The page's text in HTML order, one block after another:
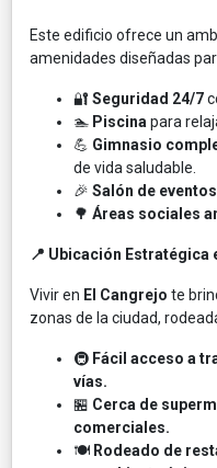
Este edificio ofrece un
amenidades diseñadas
🔐Seguridad 24/7
🏊 Piscina para
💪 Gimnasio
de vida saludable.
🎉 Salón de eventos
🌳 Áreas sociales
📍 Ubicación Estratégica
Vivir en El Cangrejo te
zonas de la ciudad,
🚇 Fácil acceso a
vías.
🏪 Cerca de
comerciales.
🍽️ Rodeado de